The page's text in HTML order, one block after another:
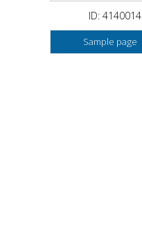
ID: 4140014
Sample page